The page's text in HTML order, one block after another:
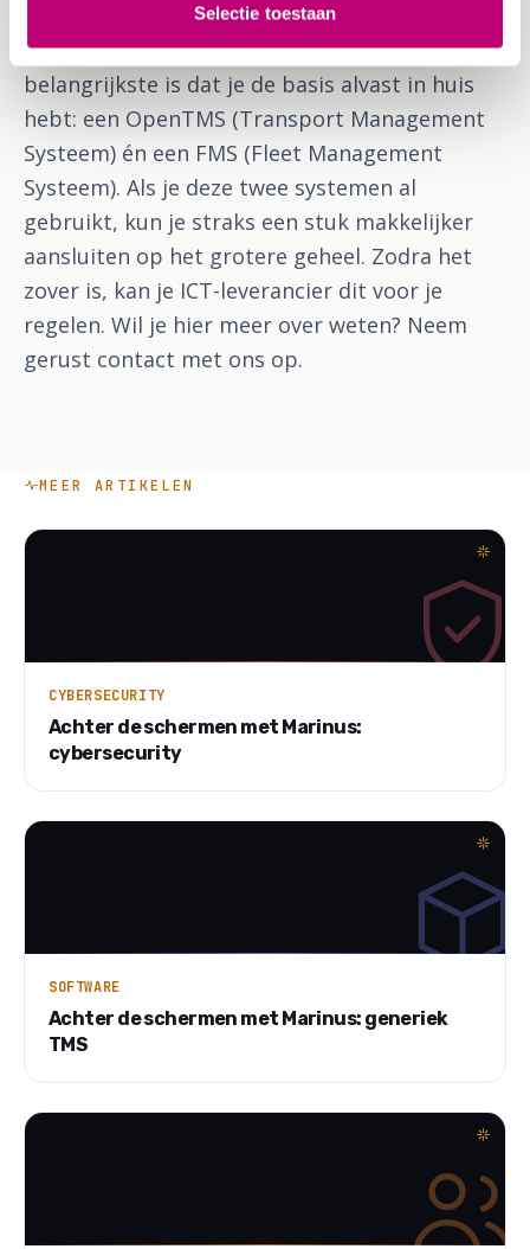
Selectie toestaan
bijvoorbeeld via social media of
nieuwswebsites voor de transportbranche. Het
belangrijkste is dat je de basis alvast in huis
hebt: een OpenTMS (Transport Management
Systeem) én een FMS (Fleet Management
Systeem). Als je deze twee systemen al
gebruikt, kun je straks een stuk makkelijker
aansluiten op het grotere geheel. Zodra het
zover is, kan je ICT-leverancier dit voor je
regelen. Wil je hier meer over weten? Neem
gerust contact met ons op.
MEER ARTIKELEN
CYBERSECURITY
Achter de schermen met Marinus:
cybersecurity
SOFTWARE
Achter de schermen met Marinus: generiek
TMS